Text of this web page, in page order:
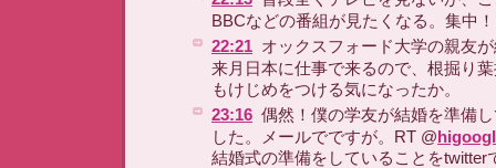
BBCなどの番組が見たくなる。集中！
22:21 オックスフォード大学の親友
来月日本に仕事で来るので、根掘り
もけじめをつける気になったか。
23:16 偶然！僕の学友が結婚を準備
した。メールでですが。RT @
結婚式の準備をしていることをtwitter